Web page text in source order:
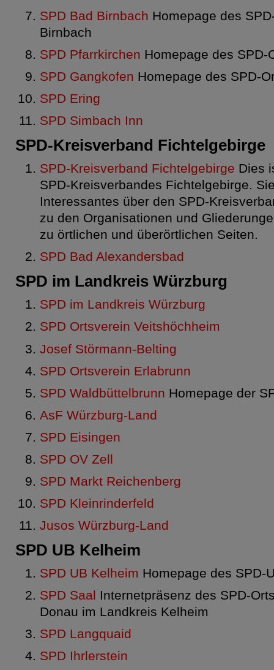
SPD Bad Birnbach Homepage des
Birnbach
SPD Pfarrkirchen Homepage des
SPD Gangkofen Homepage des SPD-
SPD Ering
SPD Simbach Inn
SPD-Kreisverband Fichtelgebirge
SPD-Kreisverband Fichtelgebirge Dies
SPD-Kreisverbandes Fichtelgebirge.
Interessantes über den SPD-
zu den Organisationen und
zu örtlichen und überörtlichen Seiten.
SPD Bad Alexandersbad
SPD im Landkreis Würzburg
SPD im Landkreis Würzburg
SPD Ortsverein Veitshöchheim
Josef Störmann-Belting
SPD Ortsverein Erlabrunn
SPD Waldbüttelbrunn Homepage der
AsF Würzburg-Land
SPD Eisingen
SPD OV Zell
SPD Markt Reichenberg
SPD Kleinrinderfeld
Jusos Würzburg-Land
SPD UB Kelheim
SPD UB Kelheim Homepage des SPD-
SPD Saal Internetpräsenz des SPD-
Donau im Landkreis Kelheim
SPD Langquaid
SPD Ihrlerstein